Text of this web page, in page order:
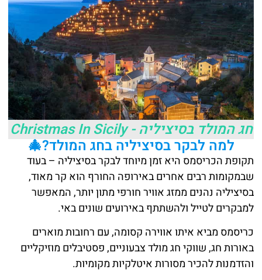
חג המולד בסיציליה - Christmas In Sicily
למה לבקר בסיציליה בחג המולד?🎄
תקופת הכריסמס היא זמן מיוחד לבקר בסיציליה – בעוד
שבמקומות רבים אחרים באירופה החורף הוא קר מאוד,
בסיציליה נהנים ממזג אוויר חורפי מתון יותר, המאפשר
למבקרים לטייל ולהשתתף באירועים שונים באי.
כריסמס מביא איתו אווירה קסומה, עם רחובות מוארים
באורות חג, שווקי חג מולד צבעוניים, פסטיבלים מוזיקליים
והזדמנות להכיר מסורות איטלקיות מקומיות.